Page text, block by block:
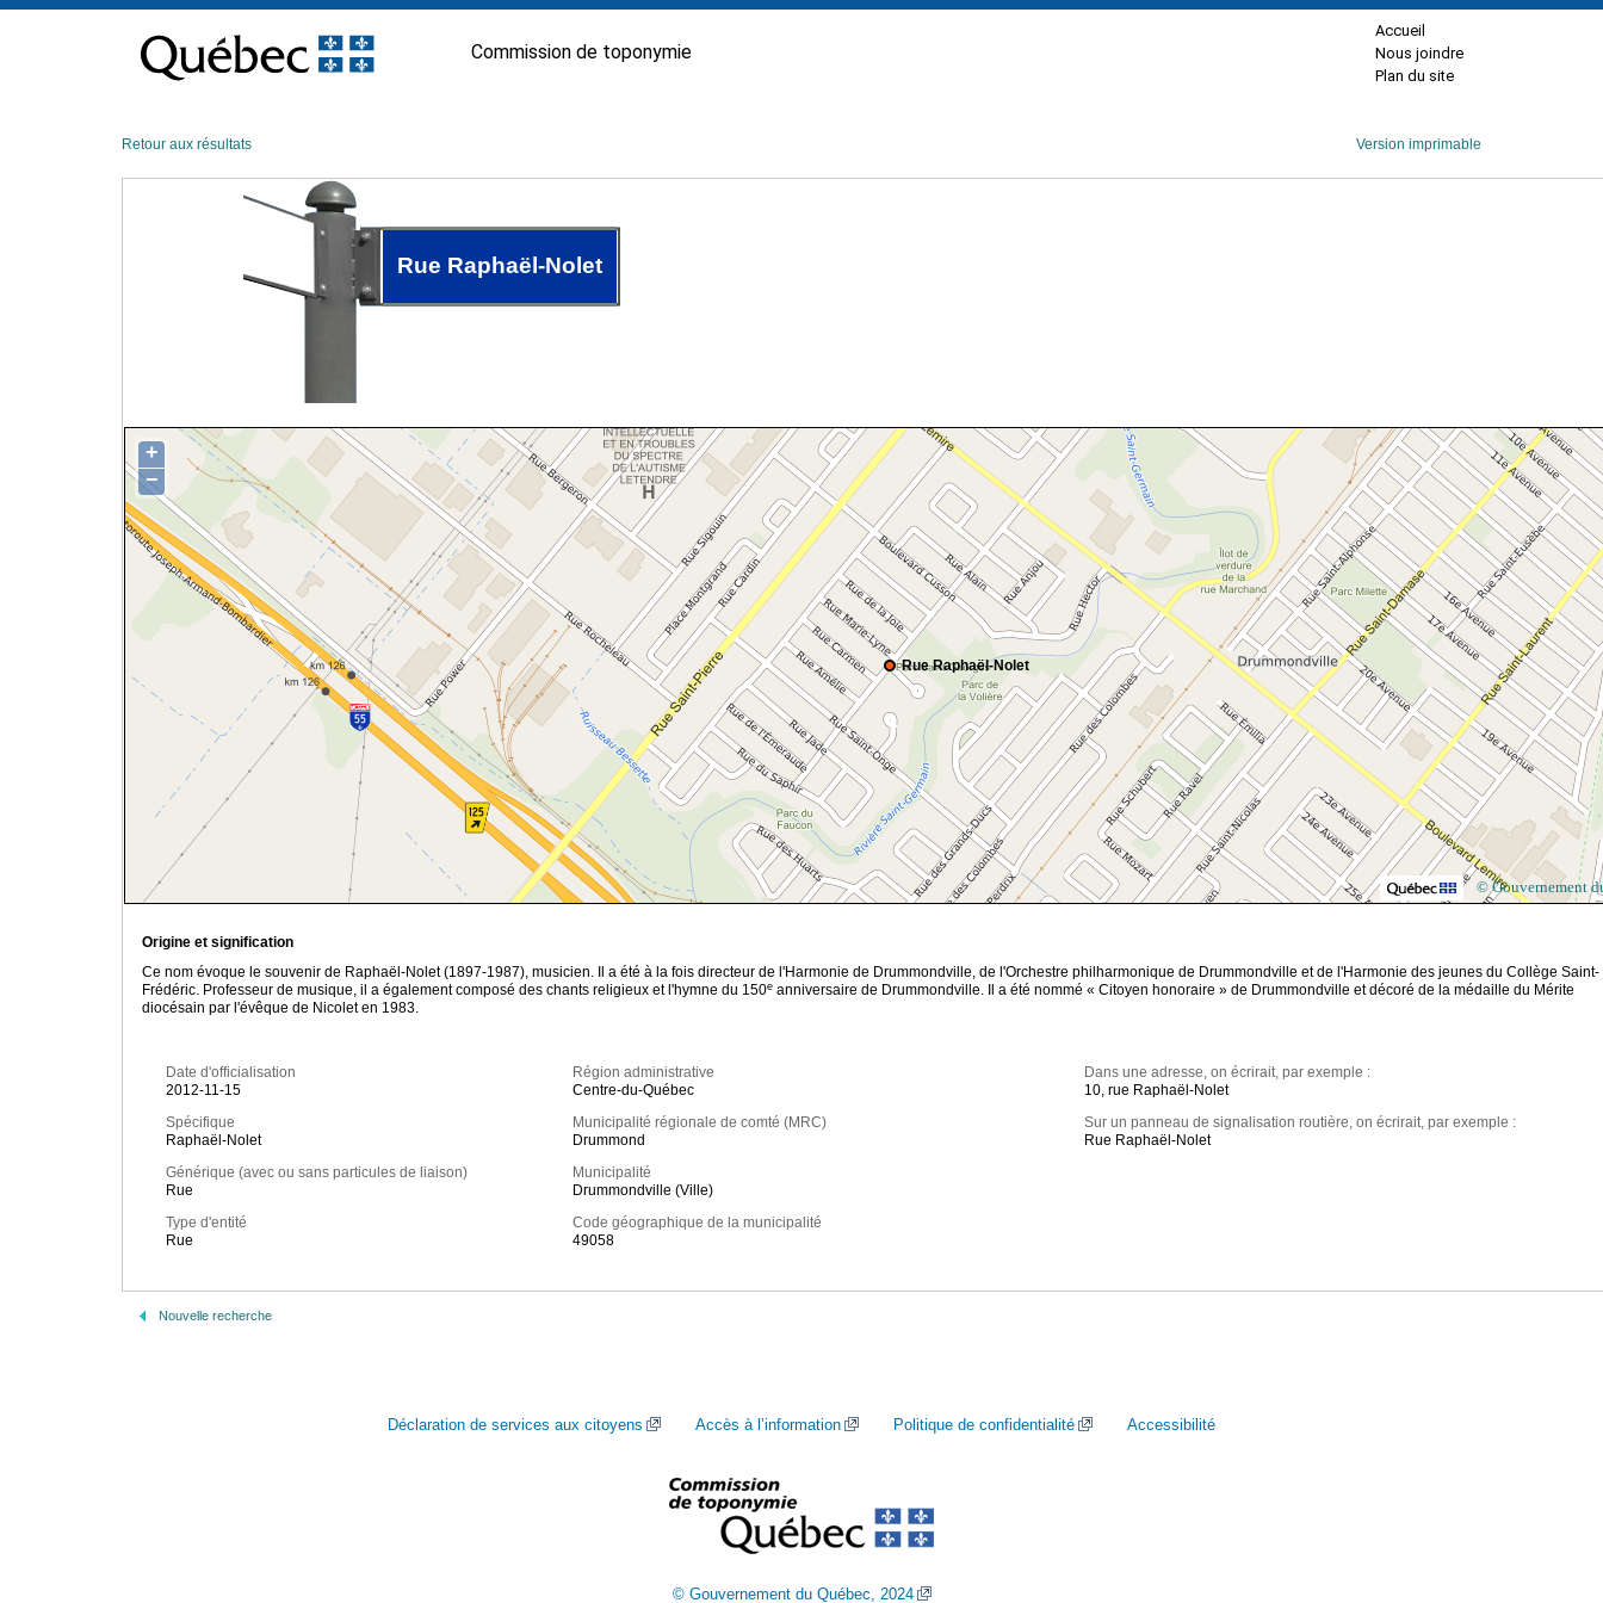
contenu
Commission de toponymie
Accueil
Nous joindre
Plan du site
Retour aux résultats Version imprimable
Rue Raphaël-Nolet
Rue Raphaël-Nolet
+
−
© Gouvernement
Origine et signification
Ce nom évoque le souvenir de Raphaël-Nolet (1897-1987), musicien. Il a été à la fois directeur de l'Harmonie de Drummondville, de l'Orchestre philharmonique de Drummondville et de l'Harmonie des jeunes du Collège Saint-
Frédéric. Professeur de musique, il a également composé des chants religieux et l'hymne du 150e anniversaire de Drummondville. Il a été nommé « Citoyen honoraire » de Drummondville et décoré de la médaille du Mérite
diocésain par l'évêque de Nicolet en 1983.
Date d'officialisation
2012-11-15
Spécifique
Raphaël-Nolet
Générique (avec ou sans particules de liaison)
Rue
Type d'entité
Rue
Région administrative
Centre-du-Québec
Municipalité régionale de comté (MRC)
Drummond
Municipalité
Drummondville (Ville)
Code géographique de la municipalité
49058
Dans une adresse, on écrirait, par exemple :
10, rue Raphaël-Nolet
Sur un panneau de signalisation routière, on écrirait, par exemple :
Rue Raphaël-Nolet
Nouvelle recherche
Déclaration de services aux citoyens Accès à l’information Politique de confidentialité Accessibilité
© Gouvernement du Québec, 2024